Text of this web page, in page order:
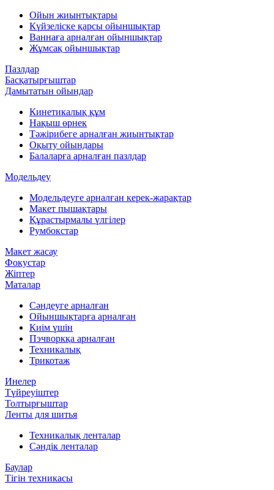
Ойын жиынтықтары
Күйзеліске қарсы ойыншықтар
Ваннаға арналған ойыншықтар
Жұмсақ ойыншықтар
Пазлдар
Басқатырғыштар
Дамытатын ойындар
Кинетикалық құм
Нақыш өрнек
Тәжірибеге арналған жиынтықтар
Оқыту ойындары
Балаларға арналған пазлдар
Модельдеу
Модельдеуге арналған керек-жарақтар
Макет пышақтары
Құрастырмалы үлгілер
Румбокстар
Макет жасау
Фокустар
Жіптер
Маталар
Сәндеуге арналған
Ойыншықтарға арналған
Киім үшін
Пэчворкқа арналған
Техникалық
Трикотаж
Инелер
Түйреуіштер
Толтырғыштар
Ленты для шитья
Техникалық ленталар
Сәндік ленталар
Баулар
Тігін техникасы